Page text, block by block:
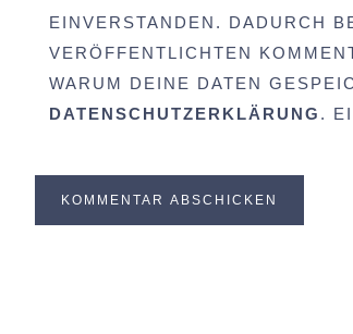
EINVERSTANDEN. DADURCH
VERÖFFENTLICHTEN
WARUM DEINE DATEN
DATENSCHUTZERKLÄRUNG .